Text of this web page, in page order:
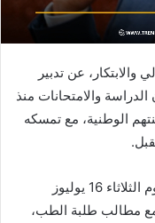
والابتكار، عن تدبير
والامتحانات منذ
الوطنية، مع تمسكه
وقال ميراوي أمام مجلس المستشارين اليوم الثلاثاء 16 يوليوز
مع مطالب طلبة الطب،